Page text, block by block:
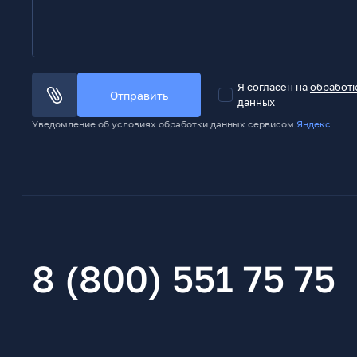
Отправить
Я согласен на
данных
Уведомление об условиях обработки данных сервисом Яндекс
8 (800) 551 75 75